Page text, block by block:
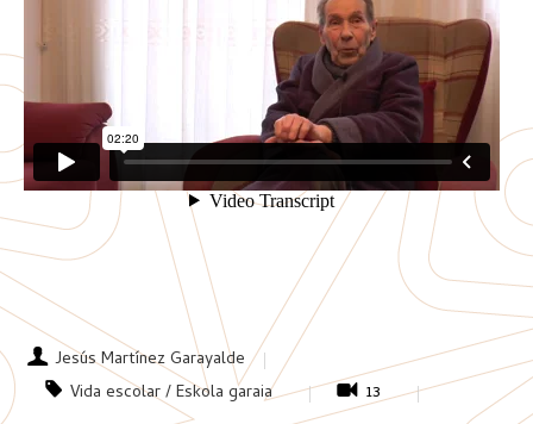
Jesús Martínez Garayalde
Vida escolar / Eskola garaia
13